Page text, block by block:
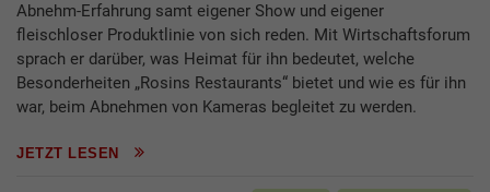
Abnehm-Erfahrung samt eigener Show und eigener
fleischloser Produktlinie von sich reden. Mit Wirtschaftsforum
sprach er darüber, was Heimat für ihn bedeutet, welche
Besonderheiten „Rosins Restaurants“ bietet und wie es für ihn
war, beim Abnehmen von Kameras begleitet zu werden.
JETZT LESEN